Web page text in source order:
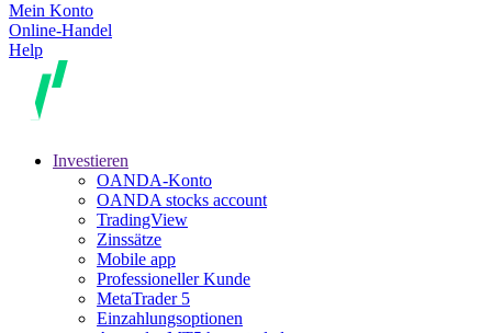
Mein Konto
Online-Handel
Help
Investieren
OANDA-Konto
OANDA stocks account
TradingView
Zinssätze
Mobile app
Professioneller Kunde
MetaTrader 5
Einzahlungsoptionen